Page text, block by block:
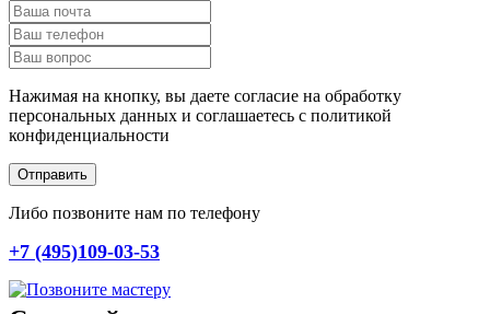
Нажимая на кнопку, вы даете согласие на обработку
персональных данных и соглашаетесь c политикой
конфиденциальности
Отправить
Либо позвоните нам по телефону
+7 (495)109-03-53